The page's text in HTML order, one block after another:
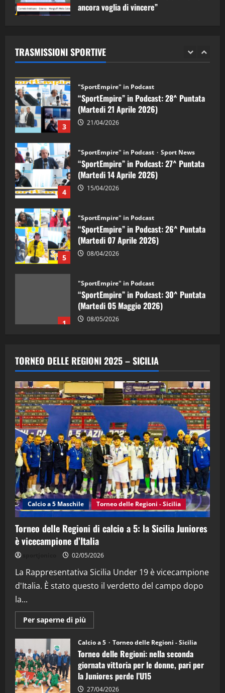
ancora voglia di vincere”
TRASMISSIONI SPORTIVE
2 28/04/2026
3
“SportEmpire” in Podcast: 28^ Puntata
(Martedi 21 Aprile 2026)
4
“SportEmpire” in Podcast: 27^ Puntata
(Martedi 14 Aprile 2026)
5
“SportEmpire” in Podcast: 26^ Puntata
(Martedi 07 Aprile 2026)
1
“SportEmpire” in Podcast: 30^ Puntata
(Martedi 05 Maggio 2026)
2
“SportEmpire” in Podcast: 29^ Puntata
(Martedi 28 Aprile 2026)
28/04/2026
3
"SportEmpire" in Podcast
“SportEmpire” in Podcast: 28^ Puntata
(Martedi 21 Aprile 2026)
21/04/2026
4
"SportEmpire" in Podcast Sport News
“SportEmpire” in Podcast: 27^ Puntata
(Martedi 14 Aprile 2026)
15/04/2026
"SportEmpire" in Podcast
“SportEmpire” in Podcast: 26^ Puntata
08/04/2026
TORNEO DELLE REGIONI 2025 – SICILIA
Calcio a 5 Maschile Torneo delle Regioni - Sicilia
Torneo delle Regioni di calcio a 5: la Sicilia Juniores
è vicecampione d’Italia
02/05/2026
La Rappresentativa Sicilia Under 19 è vicecampione
d'Italia. È stato questo il verdetto del campo dopo
la...
Per saperne di più
informazioni
Torneo
delle
Regioni
di
calcio
a
5:
la
Calcio a 5 Torneo delle Regioni - Sicilia
Torneo delle Regioni: nella seconda
giornata vittoria per le donne, pari per
la Juniores perde l’U15
27/04/2026